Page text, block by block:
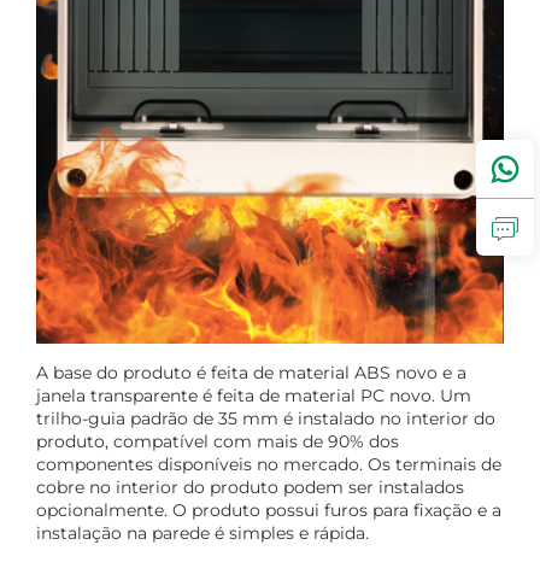
A base do produto é feita de material ABS novo e a
janela transparente é feita de material PC novo. Um
trilho-guia padrão de 35 mm é instalado no interior do
produto, compatível com mais de 90% dos
componentes disponíveis no mercado. Os terminais de
cobre no interior do produto podem ser instalados
opcionalmente. O produto possui furos para fixação e a
instalação na parede é simples e rápida.